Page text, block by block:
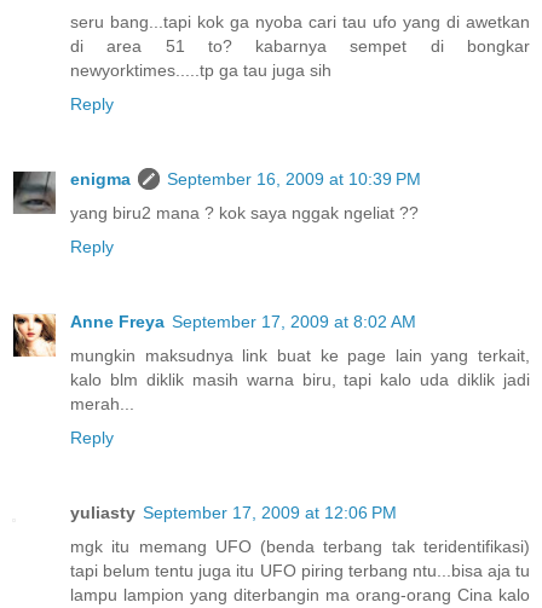
seru bang...tapi kok ga nyoba cari tau ufo yang di awetkan
di area 51 to? kabarnya sempet di bongkar
newyorktimes.....tp ga tau juga sih
Reply
enigma
September 16, 2009 at 10:39 PM
yang biru2 mana ? kok saya nggak ngeliat ??
Reply
Anne Freya September 17, 2009 at 8:02 AM
mungkin maksudnya link buat ke page lain yang terkait,
kalo blm diklik masih warna biru, tapi kalo uda diklik jadi
merah...
Reply
yuliasty September 17, 2009 at 12:06 PM
mgk itu memang UFO (benda terbang tak teridentifikasi)
tapi belum tentu juga itu UFO piring terbang ntu...bisa aja tu
lampu lampion yang diterbangin ma orang-orang Cina kalo